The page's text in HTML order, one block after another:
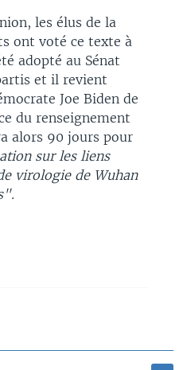
les élus de la
ont voté ce texte à
adopté au Sénat
et il revient
Joe Biden de
du renseignement
alors 90 jours pour
sur les liens
virologie de Wuhan